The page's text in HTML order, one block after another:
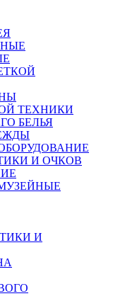
ТЕХНИКИ
БЕЛЬЯ
И ОЧКОВ
И